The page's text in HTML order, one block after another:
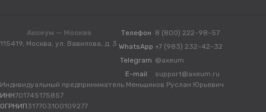
Аксеум — Москва
115419, Москва, ул. Вавилова, д. 3
Телефон 8 (800) 222-98-57
WhatsApp +7 (983) 232-42-32
Telegram @axeum
E-mail
support@axeum.ru
Индивидуальный предприниматель Меньшиков Руслан Юрьевич
ИНН701745175857
ОГРНИП317703100109277